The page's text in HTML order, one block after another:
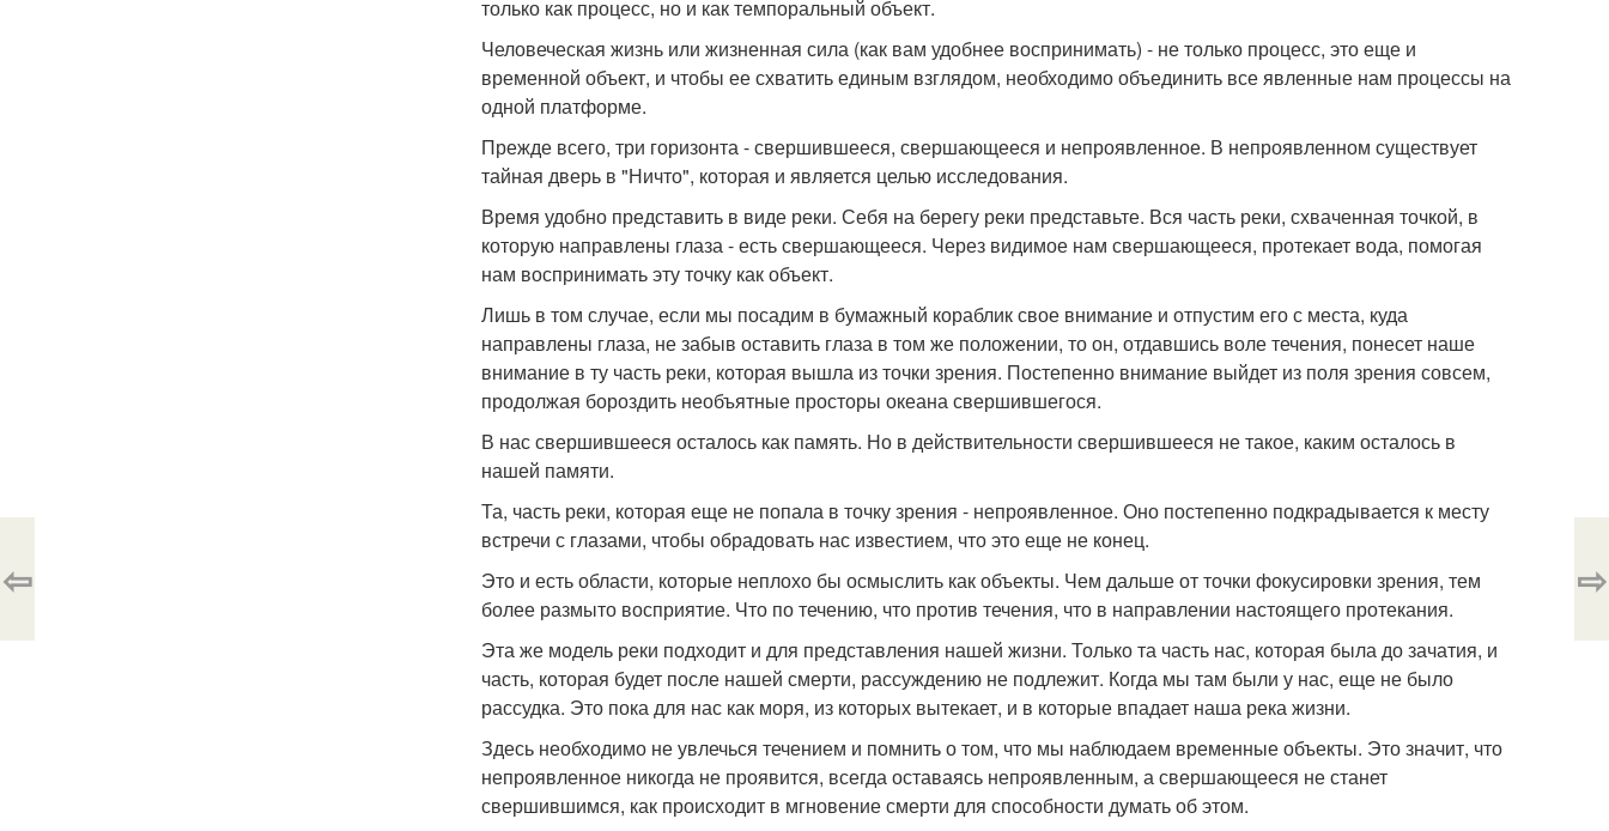
только как процесс, но и как темпоральный объект.
Человеческая жизнь или жизненная сила (как вам удобнее воспринимать) - не только процесс, это еще и
временной объект, и чтобы ее схватить единым взглядом, необходимо объединить все явленные нам процессы на
одной платформе.
Прежде всего, три горизонта - свершившееся, свершающееся и непроявленное. В непроявленном существует
тайная дверь в "Ничто", которая и является целью исследования.
Время удобно представить в виде реки. Себя на берегу реки представьте. Вся часть реки, схваченная точкой, в
которую направлены глаза - есть свершающееся. Через видимое нам свершающееся, протекает вода, помогая
нам воспринимать эту точку как объект.
Лишь в том случае, если мы посадим в бумажный кораблик свое внимание и отпустим его с места, куда
направлены глаза, не забыв оставить глаза в том же положении, то он, отдавшись воле течения, понесет наше
внимание в ту часть реки, которая вышла из точки зрения. Постепенно внимание выйдет из поля зрения совсем,
продолжая бороздить необъятные просторы океана свершившегося.
В нас свершившееся осталось как память. Но в действительности свершившееся не такое, каким осталось в
нашей памяти.
Та, часть реки, которая еще не попала в точку зрения - непроявленное. Оно постепенно подкрадывается к месту
встречи с глазами, чтобы обрадовать нас известием, что это еще не конец.
Это и есть области, которые неплохо бы осмыслить как объекты. Чем дальше от точки фокусировки зрения, тем
более размыто восприятие. Что по течению, что против течения, что в направлении настоящего протекания.
Эта же модель реки подходит и для представления нашей жизни. Только та часть нас, которая была до зачатия, и
часть, которая будет после нашей смерти, рассуждению не подлежит. Когда мы там были у нас, еще не было
рассудка. Это пока для нас как моря, из которых вытекает, и в которые впадает наша река жизни.
Здесь необходимо не увлечься течением и помнить о том, что мы наблюдаем временные объекты. Это значит, что
непроявленное никогда не проявится, всегда оставаясь непроявленным, а свершающееся не станет
свершившимся, как происходит в мгновение смерти для способности думать об этом.
⇦ ⇨